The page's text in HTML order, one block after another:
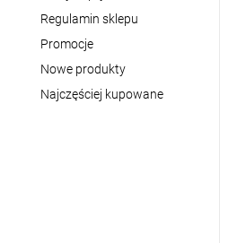
Regulamin sklepu
Promocje
Nowe produkty
Najczęściej kupowane